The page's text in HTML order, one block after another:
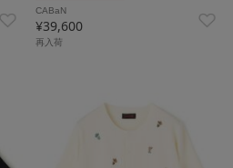
CABaN
¥39,600
再入荷